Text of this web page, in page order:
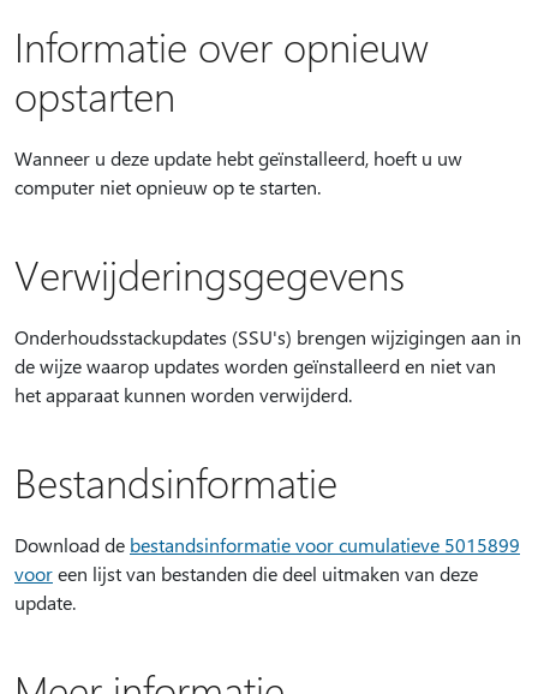
Informatie over opnieuw
opstarten
Wanneer u deze update hebt geïnstalleerd, hoeft u uw
computer niet opnieuw op te starten.
Verwijderingsgegevens
Onderhoudsstackupdates (SSU's) brengen wijzigingen aan in
de wijze waarop updates worden geïnstalleerd en niet van
het apparaat kunnen worden verwijderd.
Bestandsinformatie
Download de bestandsinformatie voor cumulatieve 5015899
vooreen lijst van bestanden die deel uitmaken van deze
update.